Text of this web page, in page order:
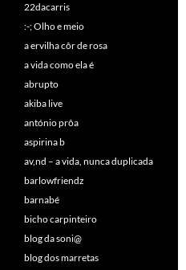
22dacarris
:-; Olho e meio
a ervilha côr de rosa
a vida como ela é
abrupto
akiba live
antónio prôa
aspirina b
av,nd – a vida, nunca duplicada
barlowfriendz
barnabé
bicho carpinteiro
blog da soni@
blog dos marretas